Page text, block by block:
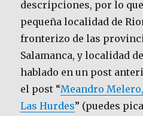
descripciones, por lo
pequeña localidad de
fronterizo de las
Salamanca, y localidad
hablado en un post
el post “Meandro
Las Hurdes” (puedes